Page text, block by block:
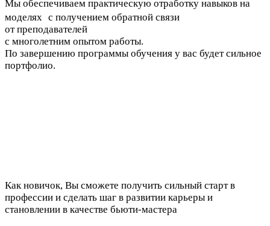
Мы обеспечиваем практическую отработку навыков на
моделях с получением обратной связи
от преподавателей
с многолетним опытом работы.
По завершению программы обучения у вас будет сильное
портфолио.
Как новичок, Вы сможете получить сильный старт в
профессии и сделать шаг в развитии карьеры и
становлении в качестве бьюти-мастера